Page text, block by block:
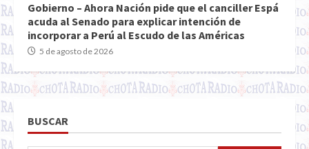
Gobierno – Ahora Nación pide que el canciller Espá
acuda al Senado para explicar intención de
incorporar a Perú al Escudo de las Américas
5 de agosto de 2026
BUSCAR